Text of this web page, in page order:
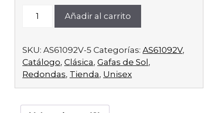
Añadir al carrito
SKU: AS61092V-5 Categorías: AS61092V,
Catálogo, Clásica, Gafas de Sol ,
Redondas, Tienda, Unisex